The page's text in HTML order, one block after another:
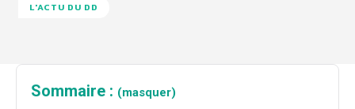
L'ACTU DU DD
Sommaire : (masquer)